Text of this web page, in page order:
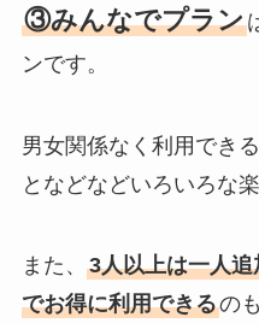
③みんなでプラン
ンです。
男女関係なく利用でき
となどなどいろいろな
また、 3人以上は一人
でお得に利用できるの